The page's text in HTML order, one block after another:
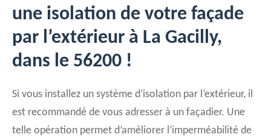
une isolation de votre façade
par l’extérieur à La Gacilly,
dans le 56200 !
Si vous installez un système d’isolation par l’extérieur, il
est recommandé de vous adresser à un façadier. Une
telle opération permet d’améliorer l’imperméabilité de